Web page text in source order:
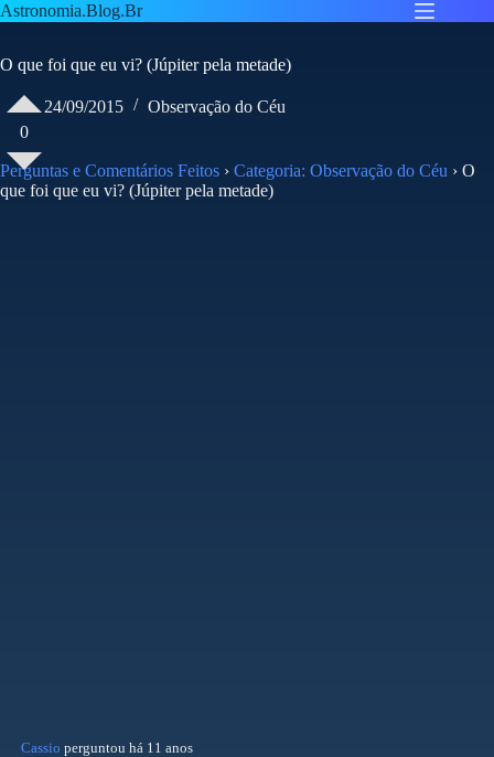
Pular
para
conteúdo
Astronomia.Blog.Br
O que foi que eu vi? (Júpiter pela metade)
24/09/2015 Observação do Céu
Perguntas e Comentários Feitos › Categoria: Observação do Céu › O
que foi que eu vi? (Júpiter pela metade)
Cassio perguntou há 11 anos
0